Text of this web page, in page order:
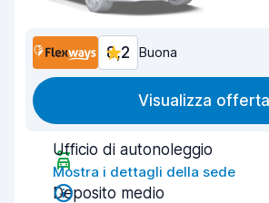
8,2 Buona
Visualizza offerta
Ufficio di autonoleggio
Mostra i dettagli della sede
Deposito medio